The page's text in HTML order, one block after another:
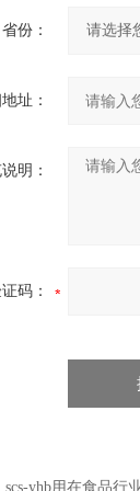
省份：
址：
明：
码：
scs-yhb用在食品行